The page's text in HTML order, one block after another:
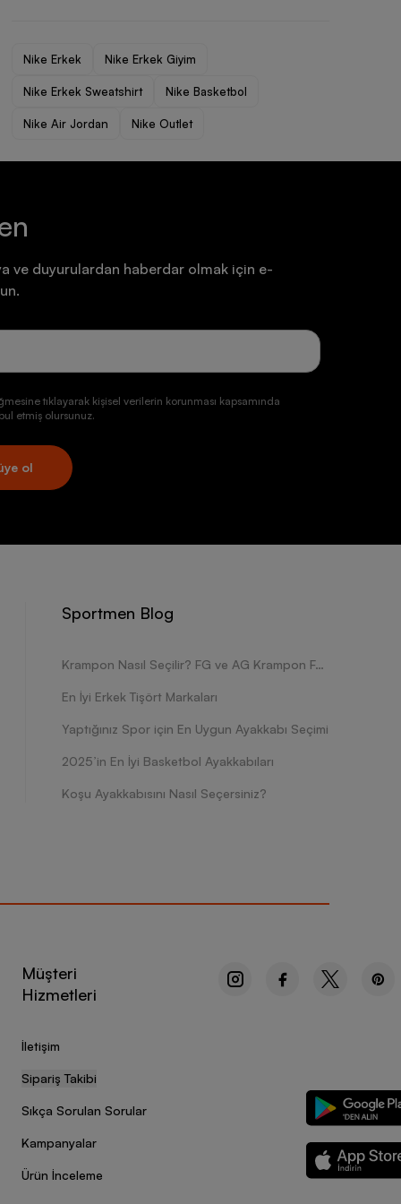
Nike Erkek Nike Erkek Giyim
Nike Erkek Sweatshirt Nike Basketbol
Nike Air Jordan Nike Outlet
ve duyurulardan haberdar olmak için e-
tıklayarak kişisel verilerin korunması kapsamında
etmiş olursunuz.
ol
Sportmen Blog
Krampon Nasıl Seçilir? FG ve AG Krampon Farkları Nelerdir?
En İyi Erkek Tişört Markaları
Yaptığınız Spor için En Uygun Ayakkabı Seçimi
2025’in En İyi Basketbol Ayakkabıları
Koşu Ayakkabısını Nasıl Seçersiniz?
Müşteri
Hizmetleri
İletişim
Sipariş Takibi
Sıkça Sorulan Sorular
Kampanyalar
Ürün İnceleme